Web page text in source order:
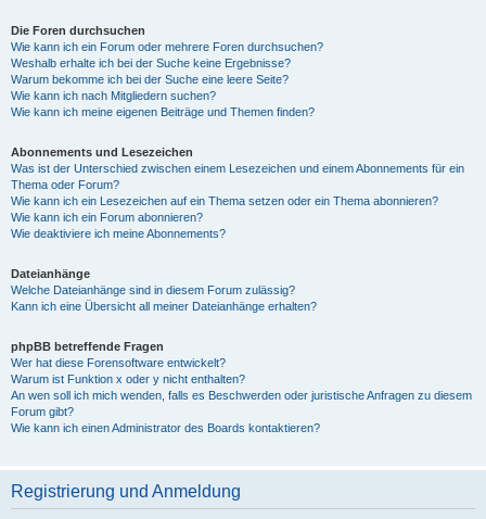
Die Foren durchsuchen
Wie kann ich ein Forum oder mehrere Foren durchsuchen?
Weshalb erhalte ich bei der Suche keine Ergebnisse?
Warum bekomme ich bei der Suche eine leere Seite?
Wie kann ich nach Mitgliedern suchen?
Wie kann ich meine eigenen Beiträge und Themen finden?
Abonnements und Lesezeichen
Was ist der Unterschied zwischen einem Lesezeichen und einem Abonnements für ein
Thema oder Forum?
Wie kann ich ein Lesezeichen auf ein Thema setzen oder ein Thema abonnieren?
Wie kann ich ein Forum abonnieren?
Wie deaktiviere ich meine Abonnements?
Dateianhänge
Welche Dateianhänge sind in diesem Forum zulässig?
Kann ich eine Übersicht all meiner Dateianhänge erhalten?
phpBB betreffende Fragen
Wer hat diese Forensoftware entwickelt?
Warum ist Funktion x oder y nicht enthalten?
An wen soll ich mich wenden, falls es Beschwerden oder juristische Anfragen zu diesem
Forum gibt?
Wie kann ich einen Administrator des Boards kontaktieren?
Registrierung und Anmeldung